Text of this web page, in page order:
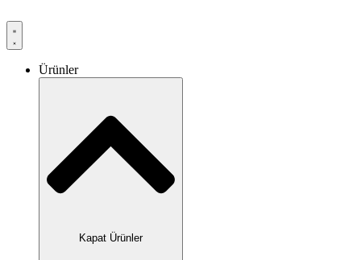
Ürünler
Kapat Ürünler